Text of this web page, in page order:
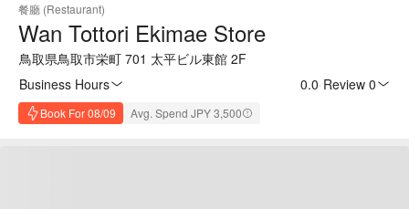
餐廳 (Restaurant)
Wan Tottori Ekimae Store
鳥取県鳥取市栄町 701 太平ビル東館 2F
Business Hours
0.0 Review 0
Book For 08/09 Avg. Spend JPY 3,500